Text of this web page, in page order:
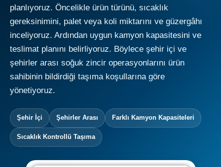
planlıyoruz. Öncelikle ürün türünü, sıcaklık
gereksinimini, palet veya koli miktarını ve güzergâhı
inceliyoruz. Ardından uygun kamyon kapasitesini ve
teslimat planını belirliyoruz. Böylece şehir içi ve
şehirler arası soğuk zincir operasyonlarını ürün
sahibinin bildirdiği taşıma koşullarına göre
yönetiyoruz.
Şehir İçi Şehirler Arası Farklı Kamyon Kapasiteleri
Sıcaklık Kontrollü Taşıma